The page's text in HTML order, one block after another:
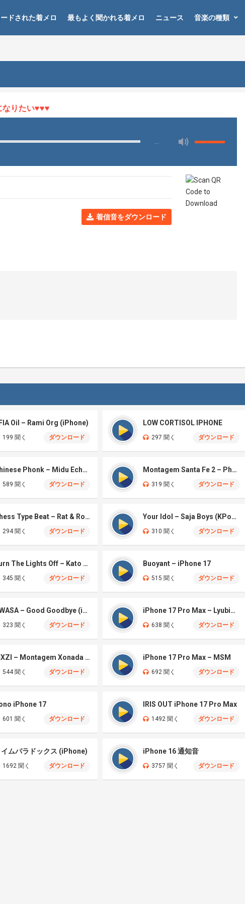
ドされた着メロ 最もよく聞かれる着メロ ニュース 音楽の種類
たい♥♥♥
着信音をダウンロード
Oil – Rami Org (iPhone)
199 聞く ダウンロード
LOW CORTISOL IPHONE
297 聞く ダウンロード
Chinese Phonk – Midu Echoing (Marimba)
589 聞く ダウンロード
Montagem Santa Fe 2 – Phonk (iPhone)
319 聞く ダウンロード
Chess Type Beat – Rat & Roblox Dance (iPhone)
294 聞く ダウンロード
Your Idol – Saja Boys (KPop Demon Hunters iPhone)
310 聞く ダウンロード
Turn The Lights Off – Kato (iPhone)
345 聞く ダウンロード
Buoyant – iPhone 17
515 聞く ダウンロード
HWASA – Good Goodbye (iPhone)
323 聞く ダウンロード
iPhone 17 Pro Max – Lyubimka
638 聞く ダウンロード
MXZI – Montagem Xonada (iPhone)
544 聞く ダウンロード
iPhone 17 Pro Max – MSM
692 聞く ダウンロード
iPhone 17
601 聞く ダウンロード
IRIS OUT iPhone 17 Pro Max
1492 聞く ダウンロード
イムパラドックス (iPhone)
1692 聞く ダウンロード
iPhone 16 通知音
3757 聞く ダウンロード